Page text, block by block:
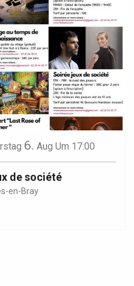
6. Aug Um 17:00
de société
en-Bray